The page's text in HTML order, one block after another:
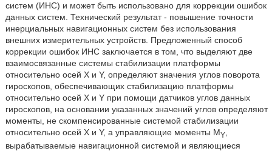
систем (ИНС) и может быть использовано для коррекции ошибок
данных систем. Технический результат - повышение точности
инерциальных навигационных систем без использования
внешних измерительных устройств. Предложенный способ
коррекции ошибок ИНС заключается в том, что выделяют две
взаимосвязанные системы стабилизации платформы
относительно осей X и Y, определяют значения углов поворота
гироскопов, обеспечивающих стабилизацию платформы
относительно осей X и Y при помощи датчиков углов данных
гироскопов, на основании указанных значений углов определяют
моменты, не скомпенсированные системой стабилизации
относительно осей X и Y, а управляющие моменты MY,
вырабатываемые навигационной системой и являющиеся